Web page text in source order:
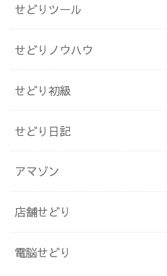
せどりツール
せどりノウハウ
せどり初級
せどり日記
アマゾン
店舗せどり
電脳せどり